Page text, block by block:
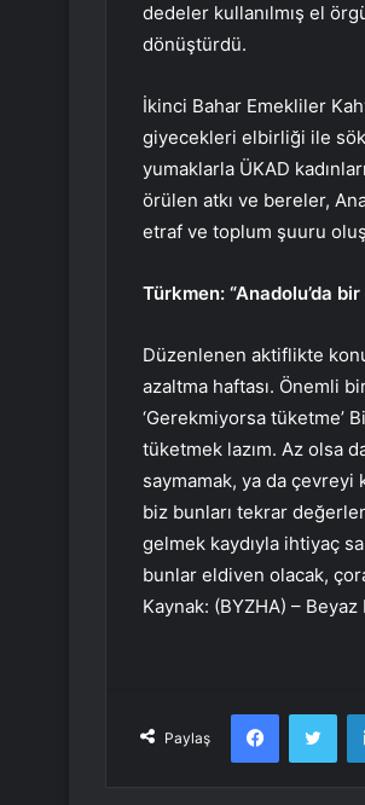
dedeler kullanılmış el
dönüştürdü.
İkinci Bahar Emekliler
giyecekleri elbirliği ile
yumaklarla ÜKAD
örülen atkı ve bereler,
etraf ve toplum şuuru
Türkmen: “Anadolu’da
Düzenlenen aktiflikte
azaltma haftası. Önemli
‘Gerekmiyorsa tüketme’
tüketmek lazım. Az olsa
saymamak, ya da çevreyi
biz bunları tekrar
gelmek kaydıyla ihtiyaç
bunlar eldiven olacak,
Kaynak: (BYZHA) – Beyaz
Paylaş
Facebook